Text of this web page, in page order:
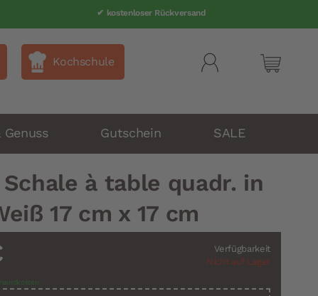
✔ kostenloser Rückversand
Mein
Kochschule
Genuss Gutschein SALE
Schale à table quadr. in
17 cm x 17 cm
Verfügbarkeit
Nicht auf Lager